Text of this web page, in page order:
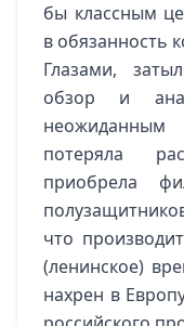
бы классным
в обязанность
Глазами,
обзор и
потеряла
приобрела
что
(ленинское)
нахрен в